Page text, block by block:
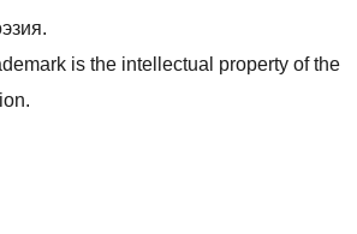
is the intellectual property of the